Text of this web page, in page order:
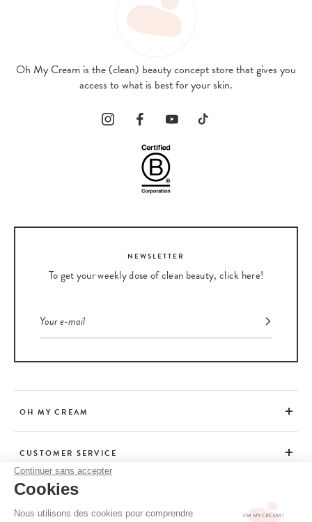
Continuer sans accepter
Cookies
Nous utilisons des cookies pour comprendre
Oh My Cream is the (clean) beauty concept store that gives you
access to what is best for your skin.
NEWSLETTER
To get your weekly dose of clean beauty, click here!
OH MY CREAM
CUSTOMER SERVICE
ADVICE